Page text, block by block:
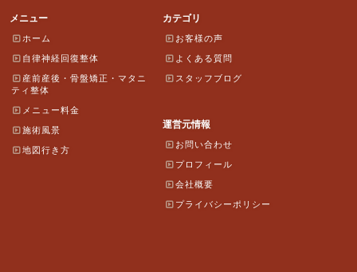
メニュー
ホーム
自律神経回復整体
産前産後・骨盤矯正・マタニ
ティ整体
メニュー料金
施術風景
地図行き方
カテゴリ
お客様の声
よくある質問
スタッフブログ
運営元情報
お問い合わせ
プロフィール
会社概要
プライバシーポリシー